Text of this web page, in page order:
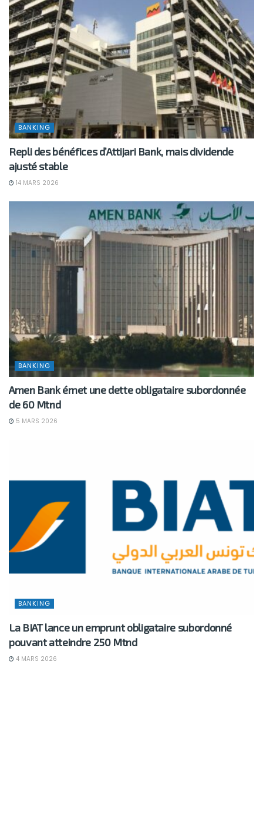
BANKING
Repli des bénéfices d’Attijari Bank, mais dividende
ajusté stable
14 MARS 2026
BANKING
Amen Bank émet une dette obligataire subordonnée
de 60 Mtnd
5 MARS 2026
BANKING
La BIAT lance un emprunt obligataire subordonné
pouvant atteindre 250 Mtnd
4 MARS 2026